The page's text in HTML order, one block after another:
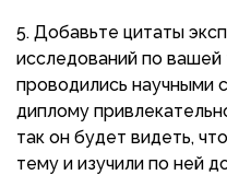
5. Добавьте цитаты
исследований по
проводились научными
диплому
так он будет видеть,
тему и изучили по ней